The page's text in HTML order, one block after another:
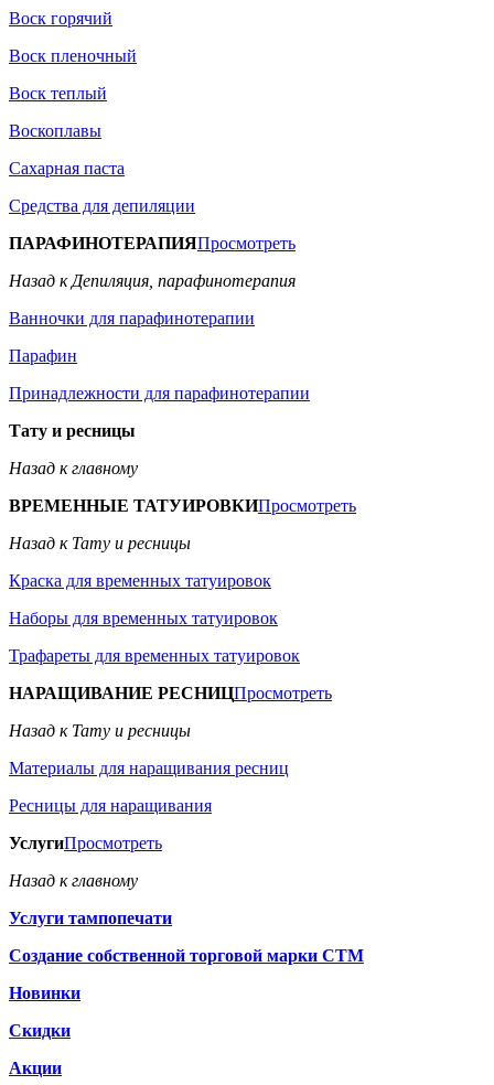
Воск горячий
Воск пленочный
Воск теплый
Воскоплавы
Сахарная паста
Средства для депиляции
ПАРАФИНОТЕРАПИЯПросмотреть
Назад к Депиляция, парафинотерапия
Ванночки для парафинотерапии
Парафин
Принадлежности для парафинотерапии
Тату и ресницы
Назад к главному
ВРЕМЕННЫЕ ТАТУИРОВКИПросмотреть
Назад к Тату и ресницы
Краска для временных татуировок
Наборы для временных татуировок
Трафареты для временных татуировок
НАРАЩИВАНИЕ РЕСНИЦПросмотреть
Назад к Тату и ресницы
Материалы для наращивания ресниц
Ресницы для наращивания
УслугиПросмотреть
Назад к главному
Услуги тампопечати
Создание собственной торговой марки СТМ
Новинки
Скидки
Акции